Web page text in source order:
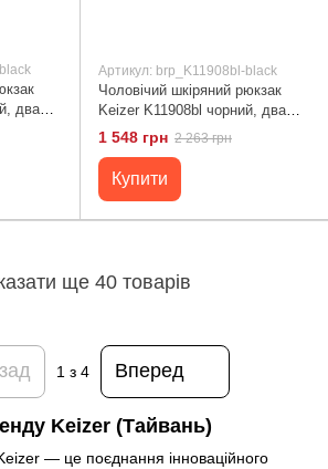
два
шкіра,
Артикул: brp_K11908bl-black
Чоловічий шкіряний рюкзак
Keizer K11908bl чорний, два
відділення, текстильна
підкладка, регульований
ремінь
1 548 грн 2 263 грн
Купити
ще 40 товарів
1 з 4 Вперед
Keizer (Тайвань)
— це поєднання інноваційного